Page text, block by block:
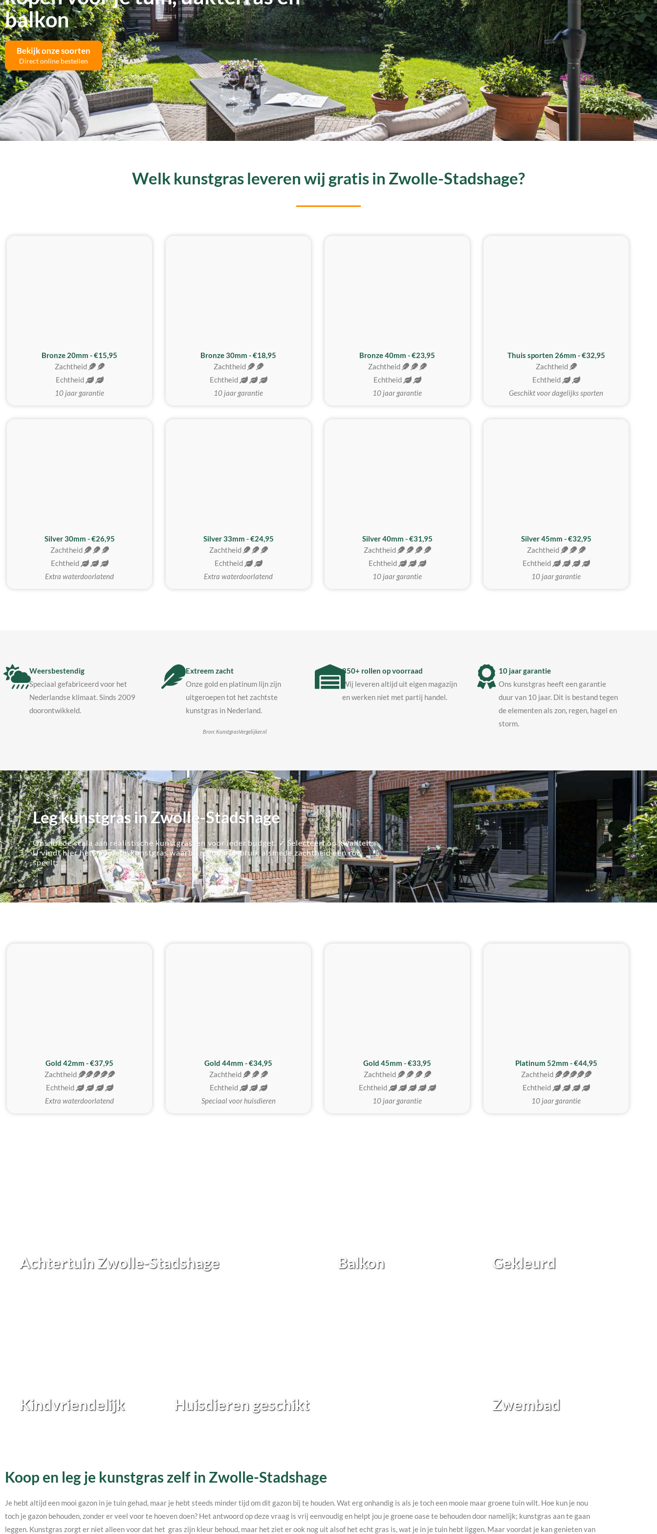
balkon
Bekijk onze soorten
Direct online bestellen
Welk kunstgras leveren wij gratis in Zwolle-Stadshage?
Bronze 20mm - €15,95
Zachtheid
Echtheid
10 jaar garantie
Bronze 30mm - €18,95
Zachtheid
Echtheid
10 jaar garantie
Bronze 40mm - €23,95
Zachtheid
Echtheid
10 jaar garantie
Thuis sporten 26mm - €32,95
Zachtheid
Echtheid
Geschikt voor dagelijks sporten
Silver 30mm - €26,95
Zachtheid
Echtheid
Extra waterdoorlatend
Silver 33mm - €24,95
Zachtheid
Echtheid
Extra waterdoorlatend
Silver 40mm - €31,95
Zachtheid
Echtheid
10 jaar garantie
MEEST GEKOZEN
Silver 45mm - €32,95
Zachtheid
Echtheid
10 jaar garantie
Weersbestendig
Speciaal gefabriceerd voor het
Nederlandse klimaat. Sinds 2009
doorontwikkeld.
Extreem zacht
Onze gold en platinum lijn zijn
uitgeroepen tot het zachtste
kunstgras in Nederland.
Bron: KunstgrasVergelijker.nl
850+ rollen op voorraad
Wij leveren altijd uit eigen magazijn
en werken niet met partij handel.
10 jaar garantie
Ons kunstgras heeft een garantie
duur van 10 jaar. Dit is bestand tegen
de elementen als zon, regen, hagel en
storm.
Leg kunstgras in Zwolle-Stadshage
Ons brede scala aan realistische kunstgrassen voor ieder budget. ✓ Selecteert op kwaliteit.
U vindt hier het 'mooiste' kunstgras waarbij regulier gebruik alsmede zachtheid een rol
speelt.
Gold 42mm - €37,95
Zachtheid
Echtheid
Extra waterdoorlatend
Gold 44mm - €34,95
Zachtheid
Echtheid
Speciaal voor huisdieren
Gold 45mm - €33,95
Zachtheid
Echtheid
10 jaar garantie
Platinum 52mm - €44,95
Zachtheid
Echtheid
10 jaar garantie
Achtertuin Zwolle-Stadshage Balkon Gekleurd
Kindvriendelijk Huisdieren geschikt Zwembad
Koop en leg je kunstgras zelf in Zwolle-Stadshage
Je hebt altijd een mooi gazon in je tuin gehad, maar je hebt steeds minder tijd om dit gazon bij te houden. Wat erg onhandig is als je toch een mooie maar groene tuin wilt. Hoe kun je nou
toch je gazon behouden, zonder er veel voor te hoeven doen? Het antwoord op deze vraag is vrij eenvoudig en helpt jou je groene oase te behouden door namelijk; kunstgras aan te gaan
leggen. Kunstgras zorgt er niet alleen voor dat het gras zijn kleur behoud, maar het ziet er ook nog uit alsof het echt gras is, wat je in je tuin hebt liggen. Maar voordat je kan genieten van